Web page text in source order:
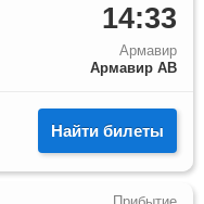
14:33
Армавир
Армавир АВ
Найти билеты